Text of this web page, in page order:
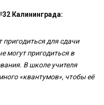
Калининграда:
для сдачи
могут пригодиться в
В школе учителя
«квантумов», чтобы её